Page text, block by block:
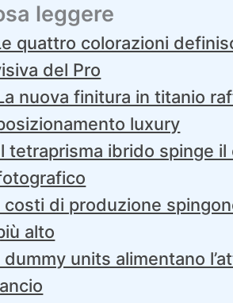
leggere
quattro colorazioni
del Pro
nuova finitura in titanio
luxury
tetraprisma ibrido spinge il
costi di produzione
alto
dummy units alimentano